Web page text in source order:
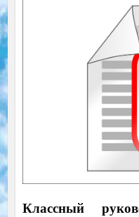
Классный